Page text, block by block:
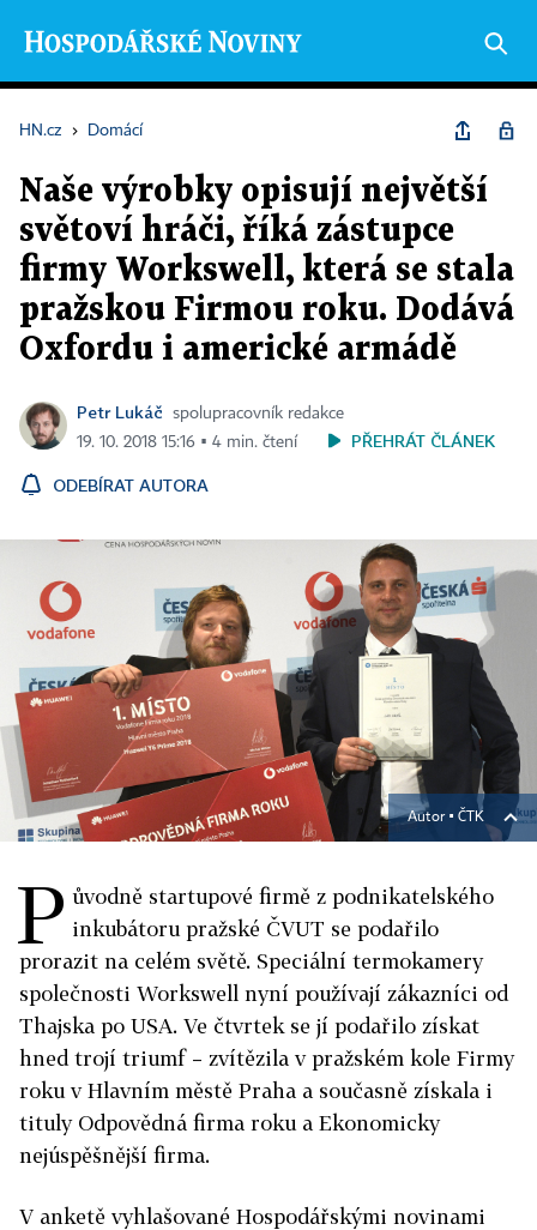
HN.cz › Domácí
Naše výrobky opisují největší
světoví hráči, říká zástupce
firmy Workswell, která se stala
pražskou Firmou roku. Dodává
Oxfordu i americké armádě
Petr Lukáč
spolupracovník redakce
19. 10. 2018 15:16 ▪ 4 min. čtení
PŘEHRÁT ČLÁNEK
ODEBÍRAT AUTORA
Autor ▪ ČTK
P ůvodně startupové firmě z podnikatelského
inkubátoru pražské ČVUT se podařilo
prorazit na celém světě. Speciální termokamery
společnosti Workswell nyní používají zákazníci od
Thajska po USA. Ve čtvrtek se jí podařilo získat
hned trojí triumf – zvítězila v pražském kole Firmy
roku v Hlavním městě Praha a současně získala i
tituly Odpovědná firma roku a Ekonomicky
nejúspěšnější firma.
V anketě vyhlašované Hospodářskými novinami